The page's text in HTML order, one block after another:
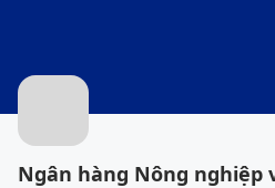
Ngân hàng Nông nghiệp